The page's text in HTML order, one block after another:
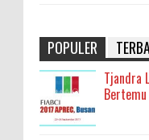
POPULER
Tjandra